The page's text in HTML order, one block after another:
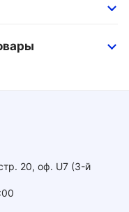
20, оф. U7 (3-й